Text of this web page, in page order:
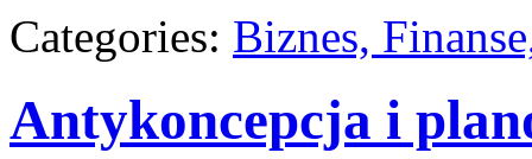
Categories: Biznes,
Antykoncepcja i